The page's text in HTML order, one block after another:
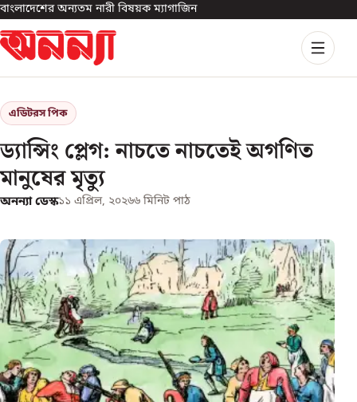
বাংলাদেশের অন্যতম নারী বিষয়ক ম্যাগাজিন
এডিটরস পিক
ড্যান্সিং প্লেগ: নাচতে নাচতেই অগণিত
মানুষের মৃত্যু
অনন্যা ডেস্ক১১ এপ্রিল, ২০২৬৬ মিনিট পাঠ